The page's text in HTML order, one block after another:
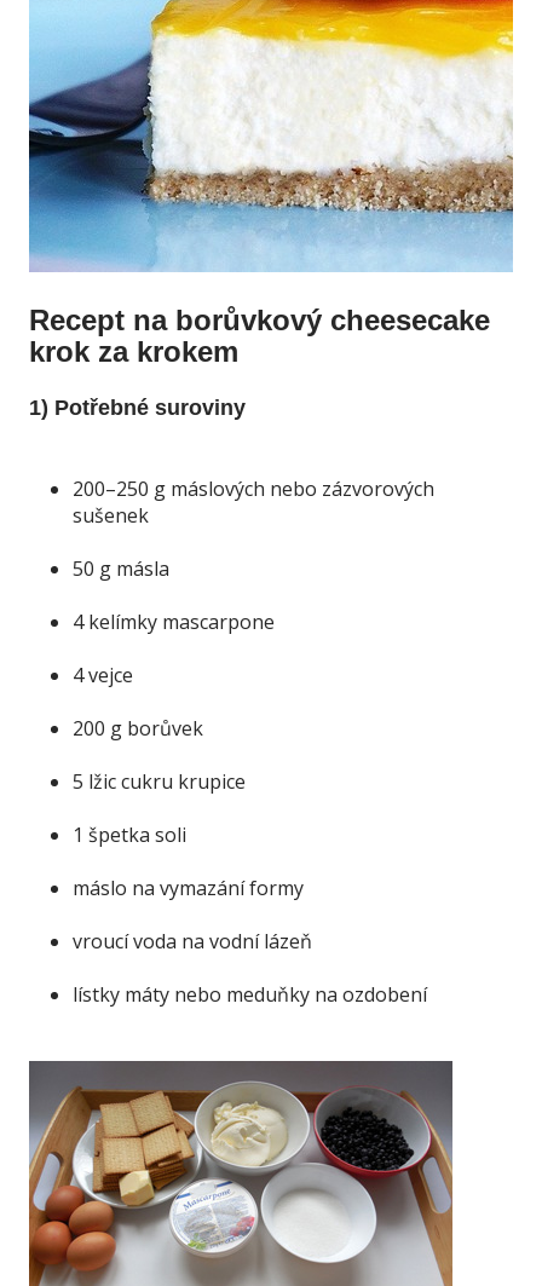
Recept na borůvkový cheesecake
krok za krokem
1) Potřebné suroviny
200–250 g máslových nebo zázvorových
sušenek
50 g másla
4 kelímky mascarpone
4 vejce
200 g borůvek
5 lžic cukru krupice
1 špetka soli
máslo na vymazání formy
vroucí voda na vodní lázeň
lístky máty nebo meduňky na ozdobení